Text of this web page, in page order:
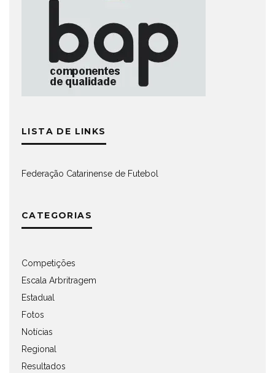
LISTA DE LINKS
Federação Catarinense de Futebol
CATEGORIAS
Competições
Escala Arbritragem
Estadual
Fotos
Notícias
Regional
Resultados